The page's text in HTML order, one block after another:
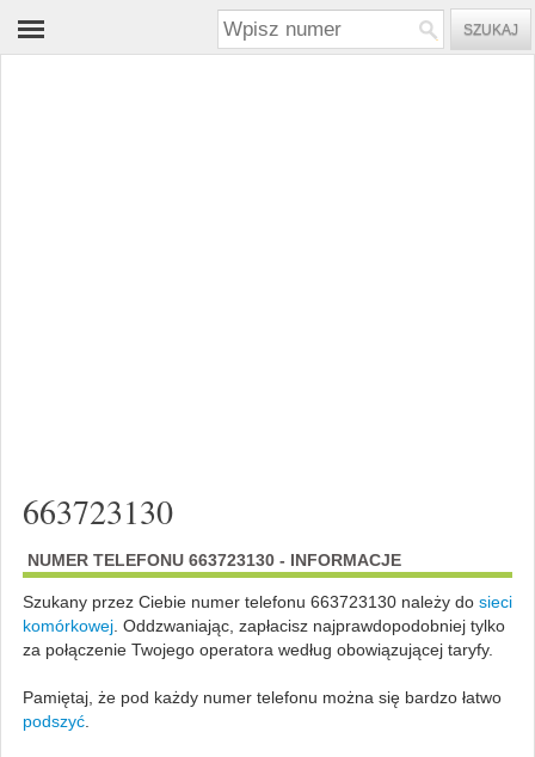
663723130
NUMER TELEFONU 663723130 - INFORMACJE
Szukany przez Ciebie numer telefonu 663723130 należy do sieci
komórkowej. Oddzwaniając, zapłacisz najprawdopodobniej tylko
za połączenie Twojego operatora według obowiązującej taryfy.
Pamiętaj, że pod każdy numer telefonu można się bardzo łatwo
podszyć.